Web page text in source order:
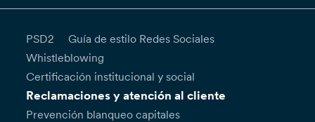
PSD2
Guía de estilo Redes Sociales
Whistleblowing
Certificación institucional y social
Reclamaciones y atención al cliente
Prevención blanqueo capitales